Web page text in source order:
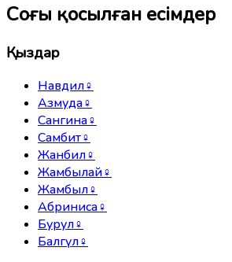
Соңғы қосылған есімдер
Қыздар
Навдил♀
Азмуда♀
Сангина♀
Самбит♀
Жанбил♀
Жамбылай♀
Жамбыл♀
Абриниса♀
Бурул♀
Балгүл♀